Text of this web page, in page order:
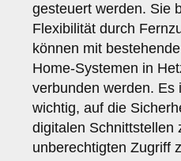
gesteuert werden. Sie
Flexibilität durch
können mit
Home-Systemen in
verbunden werden. Es
wichtig, auf die
digitalen Schnittstellen
unberechtigten Zugriff